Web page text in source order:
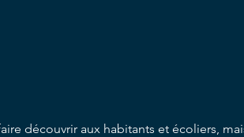
découvrir aux habitants et écoliers,